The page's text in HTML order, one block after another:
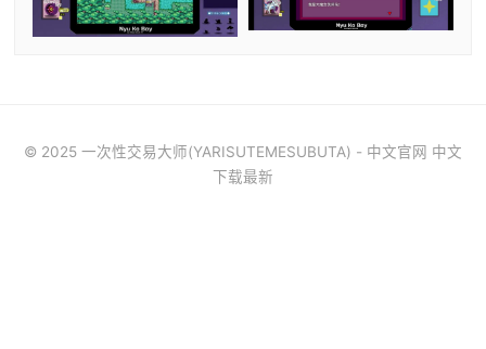
© 2025 一次性交易大师(YARISUTEMESUBUTA) - 中文官网 中文
下载最新